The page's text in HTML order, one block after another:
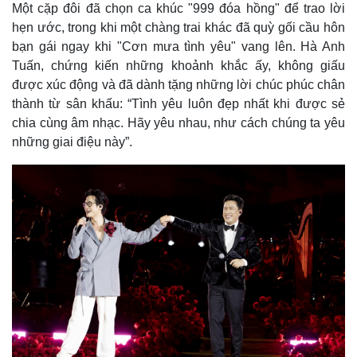
Một cặp đôi đã chọn ca khúc "999 đóa hồng" để trao lời
hẹn ước, trong khi một chàng trai khác đã quỳ gối cầu hôn
bạn gái ngay khi "Cơn mưa tình yêu" vang lên. Hà Anh
Tuấn, chứng kiến những khoảnh khắc ấy, không giấu
được xúc động và đã dành tặng những lời chúc phúc chân
thành từ sân khấu: “Tình yêu luôn đẹp nhất khi được sẻ
chia cùng âm nhạc. Hãy yêu nhau, như cách chúng ta yêu
những giai điệu này”.